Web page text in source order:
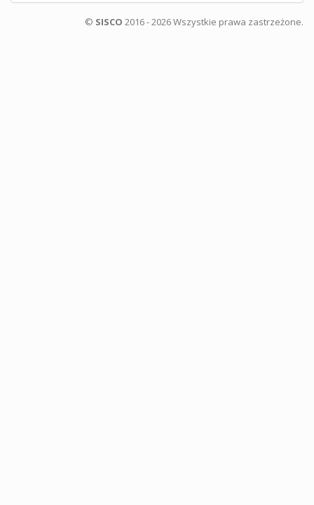
© SISCO 2016 - 2026 Wszystkie prawa zastrzeżone.